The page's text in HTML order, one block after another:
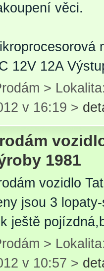
věci.
12V 12A
>
v 16:19 >
1981
vozidlo
jsou 3
ještě
>
v 10:57 >